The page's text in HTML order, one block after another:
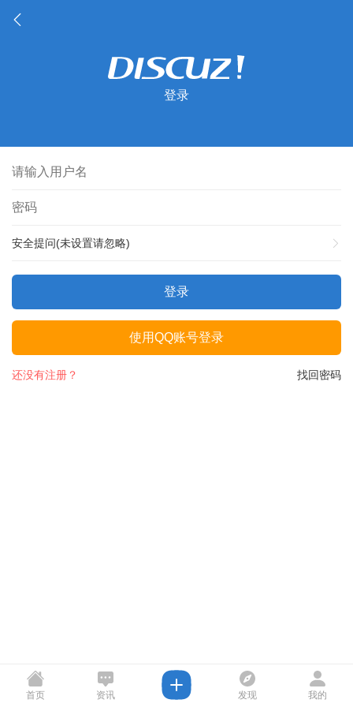
登录
安全提问(未设置请忽略)
登录
使用QQ账号登录
找回密码
还没有注册？
首页 资讯 发现 我的